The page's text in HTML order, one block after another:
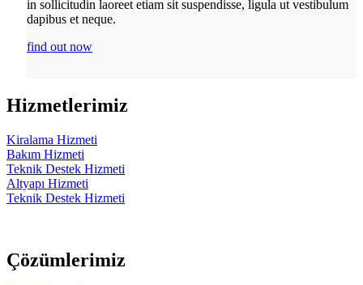
in sollicitudin laoreet etiam sit suspendisse, ligula ut vestibulum
dapibus et neque.
find out now
Hizmetlerimiz
Kiralama Hizmeti
Bakım Hizmeti
Teknik Destek Hizmeti
Altyapı Hizmeti
Teknik Destek Hizmeti
Çözümlerimiz